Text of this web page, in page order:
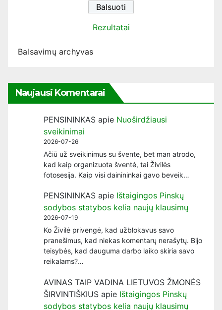
Rezultatai
Balsavimų archyvas
Naujausi Komentarai
PENSININKAS apie Nuoširdžiausi
sveikinimai
2026-07-26
Ačiū už sveikinimus su švente, bet man atrodo,
kad kaip organizuota šventė, tai Živilės
fotosesija. Kaip visi dainininkai gavo beveik…
PENSININKAS apie Ištaigingos Pinskų
sodybos statybos kelia naujų klausimų
2026-07-19
Ko Živilė privengė, kad užblokavus savo
pranešimus, kad niekas komentarų nerašytų. Bijo
teisybės, kad dauguma darbo laiko skiria savo
reikalams?…
AVINAS TAIP VADINA LIETUVOS ŽMONĖS
ŠIRVINTIŠKIUS apie Ištaigingos Pinskų
sodybos statybos kelia naujų klausimų